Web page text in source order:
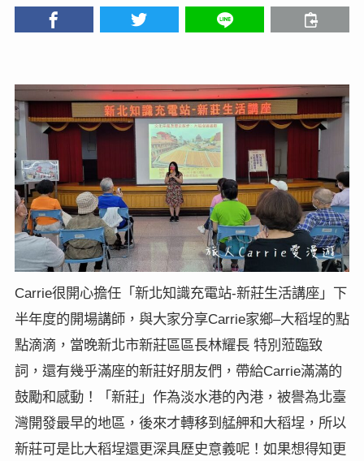
Carrie很開心擔任「新北知識充電站-新莊生活講座」下
半年度的開場講師，與大家分享Carrie家鄉–大稻埕的點
點滴滴，當晚新北市新莊區區長林耀長 特別蒞臨致
詞，還有幾乎滿座的新莊好朋友們，帶給Carrie滿滿的
鼓勵和感動！「新莊」作為淡水港的內港，被譽為北臺
灣開發最早的地區，後來才轉移到艋舺和大稻埕，所以
新莊可是比大稻埕還更深具歷史意義呢！如果想得知更